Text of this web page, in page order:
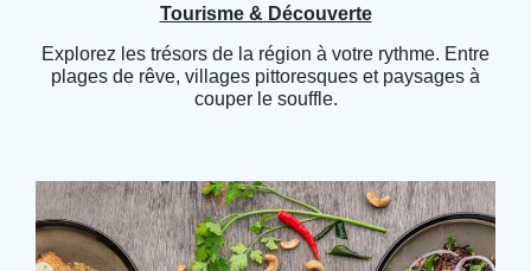
Tourisme & Découverte
Explorez les trésors de la région à votre rythme. Entre
plages de rêve, villages pittoresques et paysages à
couper le souffle.